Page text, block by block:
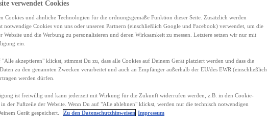
verwendet Cookies
Cookies und ähnliche Technologien für die ordnungsgemäße Funktion dieser Seite. Zusätzlich werden
notwendige Cookies von uns oder unseren Partnern (einschließlich Google und Facebook) verwendet, um die
Website und die Werbung zu personalisieren und deren Wirksamkeit zu messen. Letztere setzen wir nur mit
ein.
akzeptieren" klickst, stimmst Du zu, dass alle Cookies auf Deinem Gerät platziert werden und dass die
zu den genannten Zwecken verarbeitet und auch an Empfänger außerhalb der EU/des EWR (einschließlich
werden dürfen.
ist freiwillig und kann jederzeit mit Wirkung für die Zukunft widerrufen werden, z.B. in den Cookie-
der Fußzeile der Website. Wenn Du auf "Alle ablehnen" klickst, werden nur die technisch notwendigen
Gerät gespeichert.
Zu den Datenschutzhinweisen Impressum